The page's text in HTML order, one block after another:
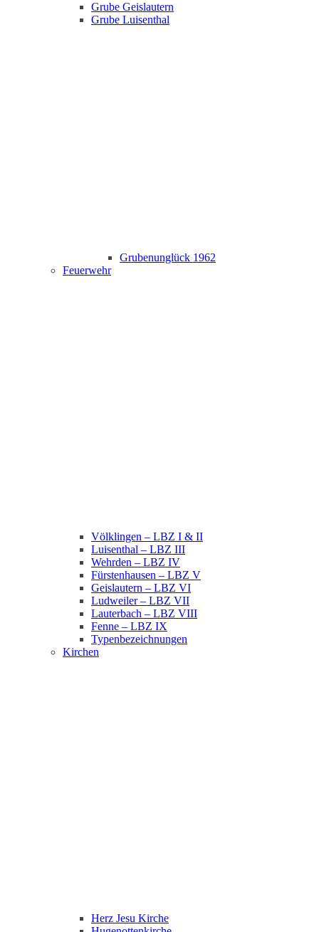
Grube Geislautern
Grube Luisenthal
Grubenunglück 1962
Feuerwehr
Völklingen – LBZ I & II
Luisenthal – LBZ III
Wehrden – LBZ IV
Fürstenhausen – LBZ V
Geislautern – LBZ VI
Ludweiler – LBZ VII
Lauterbach – LBZ VIII
Fenne – LBZ IX
Typenbezeichnungen
Kirchen
Herz Jesu Kirche